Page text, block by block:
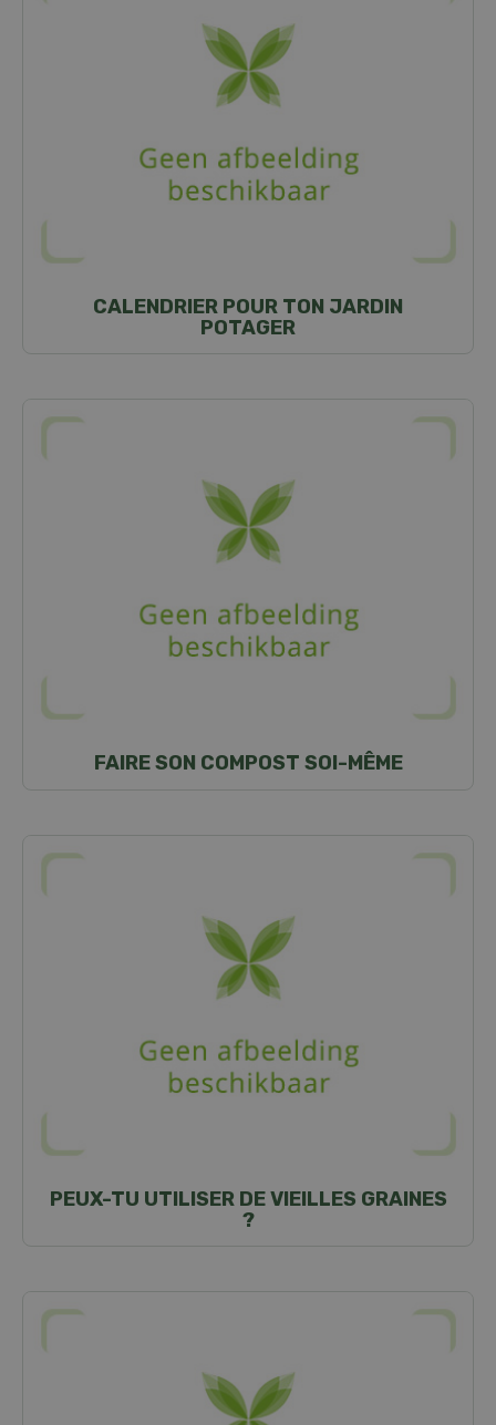
CALENDRIER POUR TON JARDIN
POTAGER
FAIRE SON COMPOST SOI-MÊME
PEUX-TU UTILISER DE VIEILLES GRAINES
?